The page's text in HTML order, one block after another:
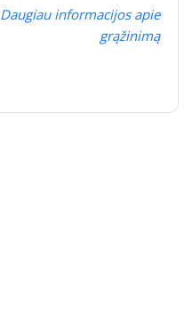
Daugiau informacijos apie
grąžinimą